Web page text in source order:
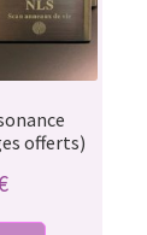
offerts)